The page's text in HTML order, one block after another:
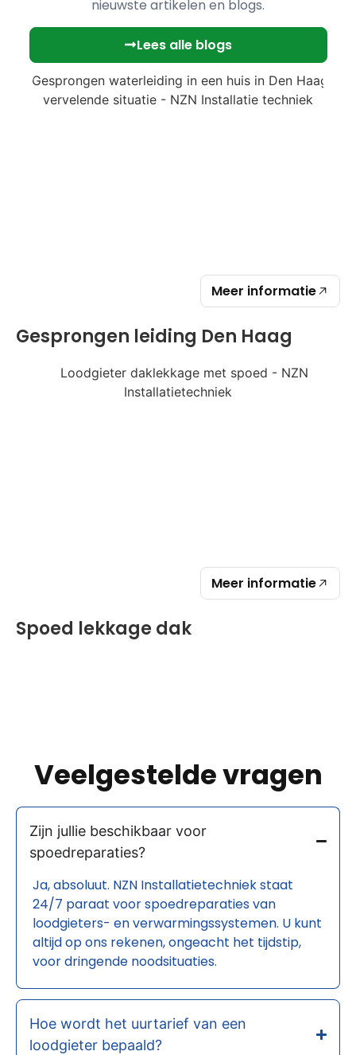
nieuwste artikelen en blogs.
Lees alle blogs
Gesprongen leiding Den Haag
Meer informatie
Spoed lekkage dak
Meer informatie
Veelgestelde vragen
Zijn jullie beschikbaar voor
spoedreparaties?
Ja, absoluut. NZN Installatietechniek staat
24/7 paraat voor spoedreparaties van
loodgieters- en verwarmingssystemen. U kunt
altijd op ons rekenen, ongeacht het tijdstip,
voor dringende noodsituaties.
Hoe wordt het uurtarief van een
loodgieter bepaald?